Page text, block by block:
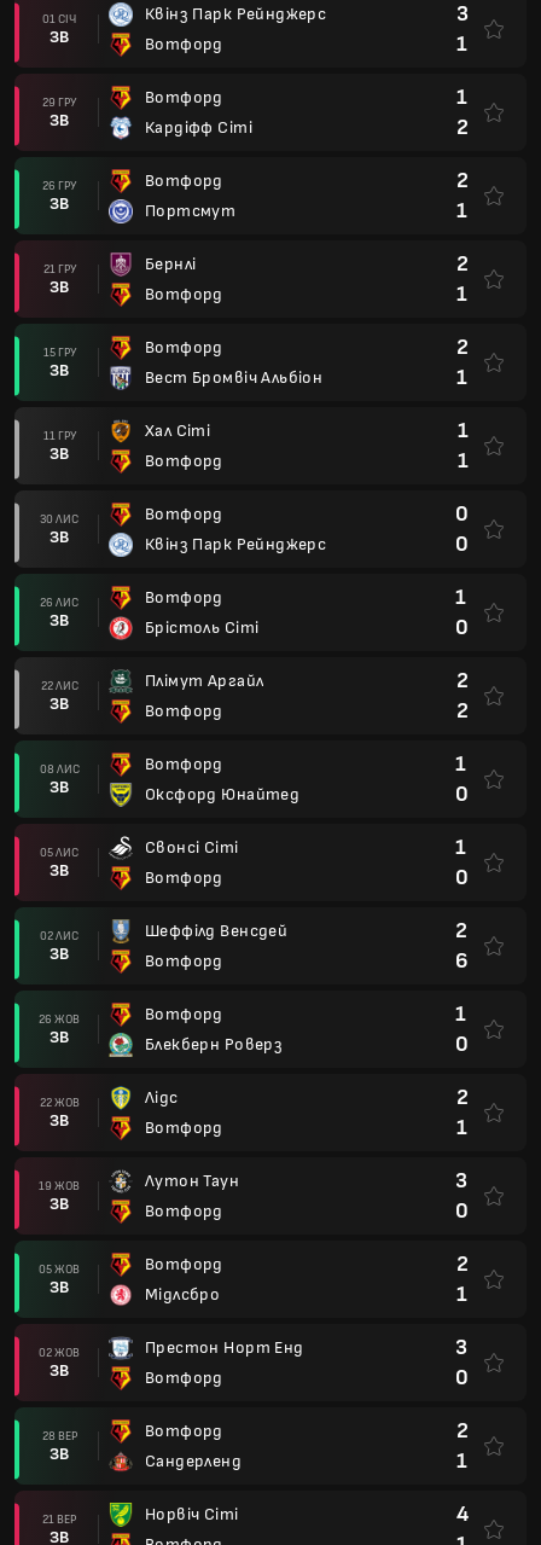
01 СІЧ
ЗВ
Квінз Парк Рейнджерс
Вотфорд
3
1
29 ГРУ
ЗВ
Вотфорд
Кардіфф Сіті
1
2
26 ГРУ
ЗВ
Вотфорд
Портсмут
2
1
21 ГРУ
ЗВ
Бернлі
Вотфорд
2
1
15 ГРУ
ЗВ
Вотфорд
Вест Бромвіч Альбіон
2
1
11 ГРУ
ЗВ
Хал Сіті
Вотфорд
1
1
30 ЛИС
ЗВ
Вотфорд
Квінз Парк Рейнджерс
0
0
26 ЛИС
ЗВ
Вотфорд
Брістоль Сіті
1
0
22 ЛИС
ЗВ
Плімут Аргайл
Вотфорд
2
2
08 ЛИС
ЗВ
Вотфорд
Оксфорд Юнайтед
1
0
05 ЛИС
ЗВ
Свонсі Сіті
Вотфорд
1
0
02 ЛИС
ЗВ
Шеффілд Венсдей
Вотфорд
2
6
26 ЖОВ
ЗВ
Вотфорд
Блекберн Роверз
1
0
22 ЖОВ
ЗВ
Лідс
Вотфорд
2
1
19 ЖОВ
ЗВ
Лутон Таун
Вотфорд
3
0
05 ЖОВ
ЗВ
Вотфорд
Мідлсбро
2
1
02 ЖОВ
ЗВ
Престон Норт Енд
Вотфорд
3
0
28 ВЕР
ЗВ
Вотфорд
Сандерленд
2
1
21 ВЕР
ЗВ
Норвіч Сіті
4